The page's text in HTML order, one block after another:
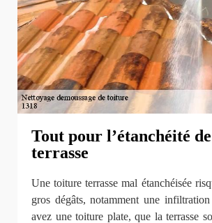
Tout pour l’étanchéité
terrasse
Une toiture terrasse mal étanchéisée
gros dégâts, notamment une
avez une toiture plate, que la terrasse